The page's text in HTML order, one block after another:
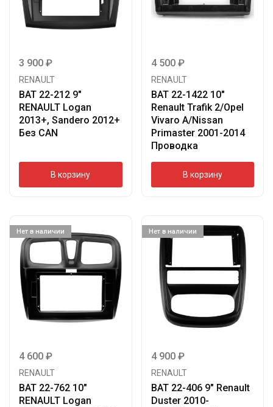
3 900 ₽
RENAULT
BAT 22-212 9″
RENAULT Logan
2013+, Sandero 2012+
Без CAN
В корзину
4 500 ₽
RENAULT
BAT 22-1422 10″
Renault Trafik 2/Opel
Vivaro A/Nissan
Primaster 2001-2014
Проводка
В корзину
Нет в наличии
4 600 ₽
RENAULT
BAT 22-762 10″
RENAULT Logan
Нет в наличии
4 900 ₽
RENAULT
BAT 22-406 9″ Renault
Duster 2010-